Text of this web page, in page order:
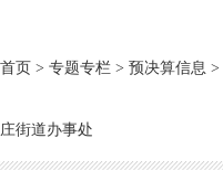
首页 > 专题专栏 > 预决算信息 >
庄街道办事处